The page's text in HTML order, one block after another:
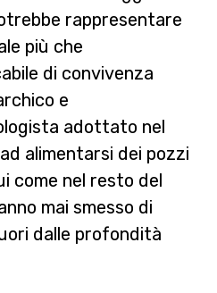
rappresentare
più che
di convivenza
e
adottato nel
alimentarsi dei pozzi
come nel resto del
mai smesso di
dalle profondità